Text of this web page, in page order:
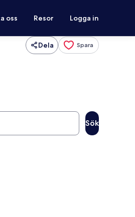
oss Resor Logga in
Dela Spara
Sök